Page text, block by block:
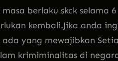
berlaku skck selama
kembali.Jika anda
yang mewajibkan
krimiminalitas di